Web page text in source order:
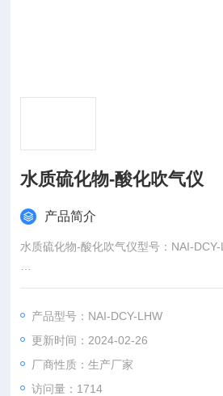
水质硫化物-酸化吹气仪
产品简介
水质硫化物-酸化吹气仪型号：NAI-
是我公司根据国家标准：水质硫化物的
的需要。
产品型号：NAI-DCY-LHW
更新时间：2024-02-26
厂商性质：生产厂家
访问量：1714